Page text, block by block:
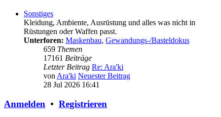
Sonstiges
Kleidung, Ambiente, Ausrüstung und alles was nicht in
Rüstungen oder Waffen passt.
Unterforen: Maskenbau, Gewandungs-/Basteldokus
659 Themen
17161 Beiträge
Letzter Beitrag Re: Ara'ki
vonAra'ki Neuester Beitrag
28 Jul 2026 16:41
Anmelden • Registrieren